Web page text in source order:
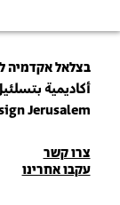
בצלאל אקדמיה
أكاديمية
Jerusalem
פרטי
יצירת
צרו קשר
עקבו אחרינו